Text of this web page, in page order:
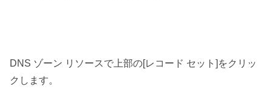
DNS ゾーン リソースで上部の[レコード セット]をクリッ
クします。